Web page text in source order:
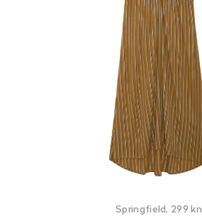
Springfield, 299 kn